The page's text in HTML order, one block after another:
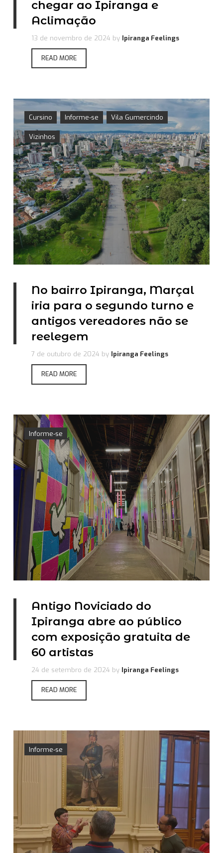
chegar ao Ipiranga e
Aclimação
13 de novembro de 2024 by Ipiranga Feelings
READ MORE
Cursino Informe-se Vila Gumercindo
Vizinhos
No bairro Ipiranga, Marçal
iria para o segundo turno e
antigos vereadores não se
reelegem
7 de outubro de 2024 by Ipiranga Feelings
READ MORE
Informe-se
Antigo Noviciado do
Ipiranga abre ao público
com exposição gratuita de
60 artistas
24 de setembro de 2024 by Ipiranga Feelings
READ MORE
Informe-se